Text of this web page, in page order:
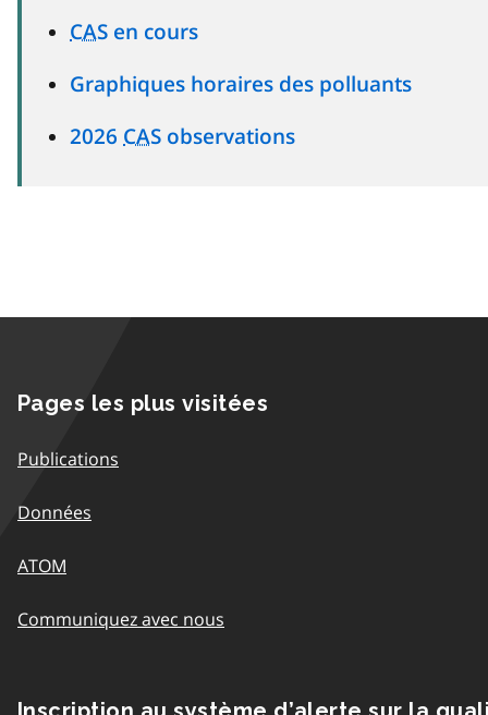
CAS en cours
Graphiques horaires des polluants
2026 CAS observations
Pages les plus visitées
Publications
Données
ATOM
Communiquez avec nous